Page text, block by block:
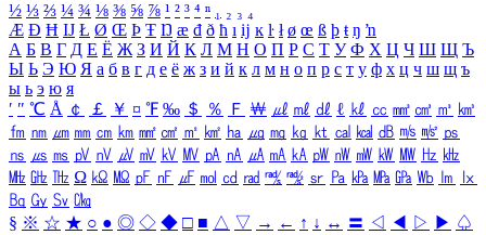
½ ⅓ ⅔ ¼ ¾ ⅛ ⅜ ⅝ ⅞ ¹ ² ³ ⁴ ⁿ ₁ ₂ ₃ ₄
Æ Ð Ħ Ĳ Ł Ø Œ Þ Ŧ Ŋ æ đ ð ħ ı ĳ ĸ ŀ ł ø œ ß þ ŧ ŋ ŉ
А Б В Г Д Е Ё Ж З И Й К Л М Н О П Р С Т У Ф Х Ц Ч Ш Щ Ъ
Ы Ь Э Ю Я а б в г д е ё ж з и й к л м н о п р с т у ф х ц ч ш щ ъ
ы ь э ю я
′ ″ ℃ Å ￠ ￡ ￥ ¤ ℉ ‰ ＄ ％ Ｆ ￦ ㎕ ㎖ ㎗ ℓ ㎘ ㏄ ㎣ ㎤ ㎥ ㎦
㎙ ㎚ ㎛ ㎜ ㎝ ㎞ ㎟ ㎠ ㎡ ㎢ ㏊ ㎍ ㎎ ㎏ ㏏ ㎈ ㎉ ㏈ ㎧ ㎨ ㎰
㎱ ㎲ ㎳ ㎴ ㎵ ㎶ ㎷ ㎸ ㎹ ㎀ ㎁ ㎂ ㎃ ㎄ ㎺ ㎻ ㎽ ㎾ ㎿ ㎐ ㎑
㎒ ㎓ ㎔ Ω ㏀ ㏁ ㎊ ㎋ ㎌ ㏖ ㏅ ㎭ ㎮ ㎯ ㏛ ㎩ ㎪ ㎫ ㎬ ㏝ ㏐
㏓
㏃ ㏉ ㏜ ㏆
§ ※ ☆ ★ ○ ● ◎ ◇ ◆ □ ■ △ ▽ → ← ↑ ↓ ↔ 〓 ◁ ◀ ▷ ▶ ♤